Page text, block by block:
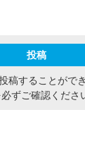
稿することがで
必ずご確認くださ